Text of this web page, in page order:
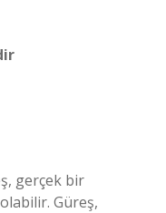
gerçek bir
Güreş,